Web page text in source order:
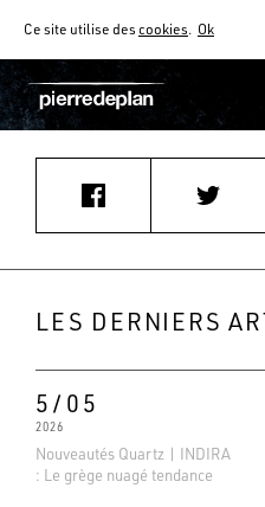
Ce site utilise descookies. Ok
AIDE AU CHOIX
Accueil Actualités
LES DERNIERS
5/05
2026
Nouveautés Quartz | INDIRA
: Le grège nuagé tendance